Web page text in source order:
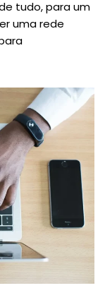
tudo, para um
uma rede